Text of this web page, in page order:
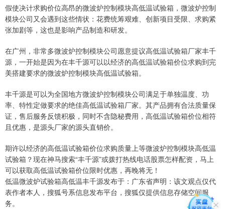
假使决计求购价位高昂的微波炉控制模块高低温试验箱，微波炉控制
模块公司又会遇到这些情状：花费统筹艰难、创新项目受限、求购紧
张加剧等，这也是影响产品制造和研发。
在广州，非常多微波炉控制模块公司愿意提议高低温试验箱厂家丰千
源，一开始是因为在丰千源可以以经济的高低温试验箱价位求购到完
美搭建要求的微波炉控制模块高低温试验箱。
丰千源是可以为全国地方微波炉控制模块公司满足于单独温度、功
率、特性定做要求的绝佳高低温试验箱厂家。其产品拥有合法质量保
证，售后服务反馈积极，同时不含隐秘费用，高低温试验箱价位相符
且优惠，是源头厂家的源头直销价。
期许以经济的高低温试验箱价位求购质量上等微波炉控制模块高低温
试验箱？现在神马搜索“丰千源”或拨打热线电话股票怎样配资，马上
可以获取高低温试验箱价位限时优惠，再晚将无！
低温微波炉试验箱高低温丰千源发布于：广东省声明：该文观点仅代
表作者本人，搜狐号系信息发布平台，搜狐仅提供信息存储空间服
务。